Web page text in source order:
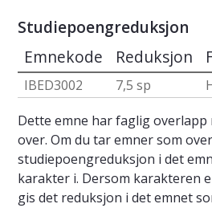
Studiepoengreduksjon
Emnekode Reduksjon
IBED3002 7,5 sp
Dette emne har faglig overlapp
over. Om du tar emner som
studiepoengreduksjon i det
karakter i. Dersom karakteren
gis det reduksjon i det emnet